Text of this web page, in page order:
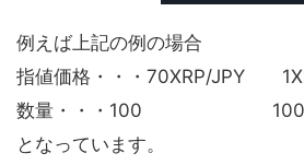
例えば上記の例の場合
指値価格・・・70XRP/JPY
数量・・・100
となっています。